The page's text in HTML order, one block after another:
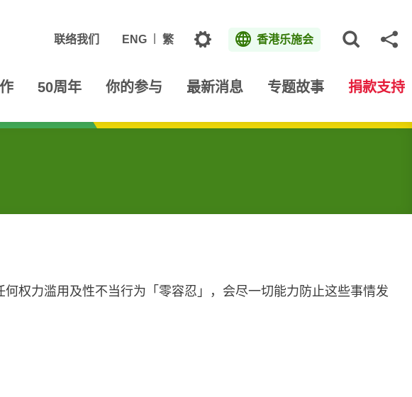
联络我们 ENG 繁 主题 香港乐施会
50周年 你的参与 最新消息 专题故事 捐款支持
权力滥用及性不当行为「零容忍」，会尽一切能力防止这些事情发